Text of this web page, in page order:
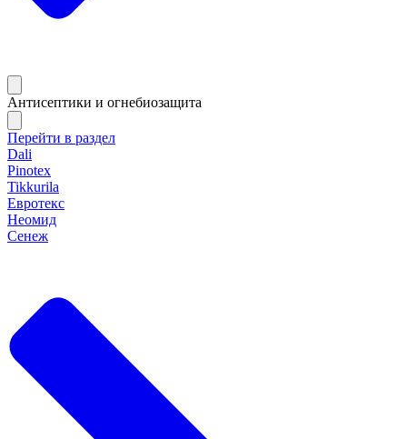
Антисептики и огнебиозащита
Перейти в раздел
Dali
Pinotex
Tikkurila
Евротекс
Неомид
Сенеж